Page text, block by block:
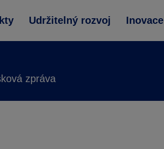
Udržitelný rozvoj Inovace
zpráva